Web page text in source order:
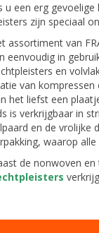
u een erg
zijn speciaal
assortiment van
eenvoudig in
en
van kompressen
het liefst een
is verkrijgbaar in
en de vrolijke
waarop
de nonwoven en